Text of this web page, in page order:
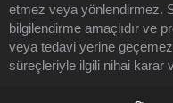
etmez veya yönlendirmez.
bilgilendirme amaçlıdır ve
veya tedavi yerine
süreçleriyle ilgili nihai karar